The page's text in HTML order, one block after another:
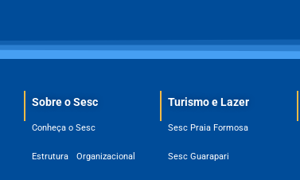
Sobre o Sesc​
Conheça o Sesc
Estrutura Organizacional
Turismo e Lazer
Sesc Praia Formosa
Sesc Guarapari